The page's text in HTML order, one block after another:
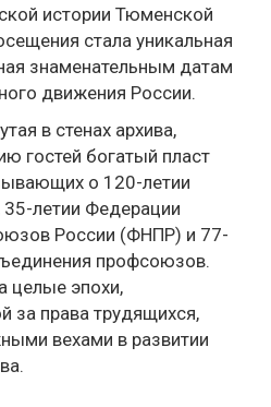
истории Тюменской
стала уникальная
знаменательным датам
движения России.
в стенах архива,
гостей богатый пласт
о 120-летии
летии Федерации
России (ФНПР) и 77-
профсоюзов.
целые эпохи,
за права трудящихся,
вехами в развитии